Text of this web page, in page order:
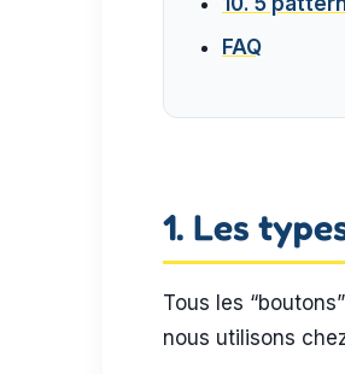
FAQ
1. Les
Tous les
nous utilisons